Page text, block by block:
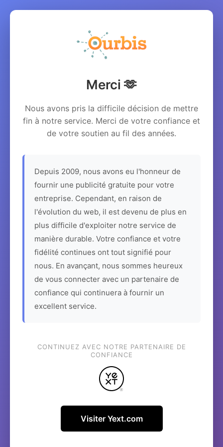
Merci 🫶
Nous avons pris la difficile décision de mettre
fin à notre service. Merci de votre confiance et
de votre soutien au fil des années.
Depuis 2009, nous avons eu l'honneur de
fournir une publicité gratuite pour votre
entreprise. Cependant, en raison de
l'évolution du web, il est devenu de plus en
plus difficile d'exploiter notre service de
manière durable. Votre confiance et votre
fidélité continues ont tout signifié pour
nous. En avançant, nous sommes heureux
de vous connecter avec un partenaire de
confiance qui continuera à fournir un
excellent service.
CONTINUEZ AVEC NOTRE PARTENAIRE DE
CONFIANCE
Visiter Yext.com